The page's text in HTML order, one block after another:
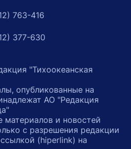
763-416
377-630
"Тихоокеанская
опубликованные на
АО "Редакция
материалов и новостей
с разрешения редакции
(hiperlink) на